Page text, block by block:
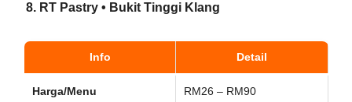
8. RT Pastry • Bukit Tinggi Klang
Info Detail
Harga/Menu RM26 – RM90